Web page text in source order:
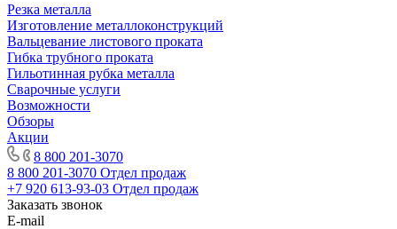
Резка металла
Изготовление металлоконструкций
Вальцевание листового проката
Гибка трубного проката
Гильотинная рубка металла
Сварочные услуги
Возможности
Обзоры
Акции
8 800 201-3070
8 800 201-3070 Отдел продаж
+7 920 613-93-03 Отдел продаж
Заказать звонок
E-mail